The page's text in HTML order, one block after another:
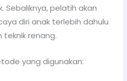
Sebaliknya, pelatih akan
diri anak terlebih dahulu
renang.
yang digunakan: